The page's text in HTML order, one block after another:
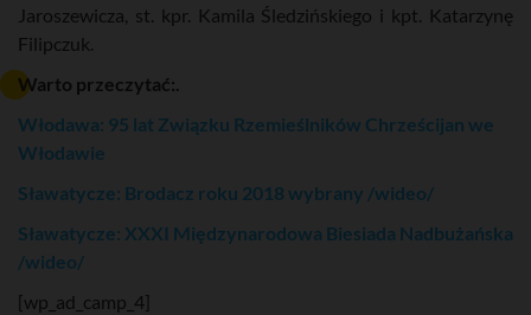
Jaroszewicza, st. kpr. Kamila Śledzińskiego i kpt. Katarzynę
Filipczuk.
Warto przeczytać:.
Włodawa: 95 lat Związku Rzemieślników Chrześcijan we
Włodawie
Sławatycze: Brodacz roku 2018 wybrany /wideo/
Sławatycze: XXXI Międzynarodowa Biesiada Nadbużańska
/wideo/
[wp_ad_camp_4]